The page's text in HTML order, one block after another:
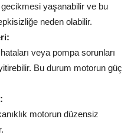
yaşanabilir ve bu
neden olabilir.
veya pompa sorunları
Bu durum motorun güç
motorun düzensiz